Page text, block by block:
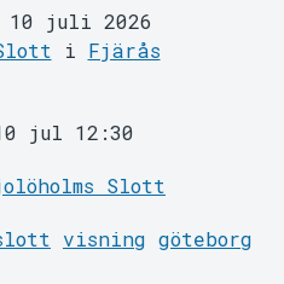
10 juli 2026
i Fjärås
jul 12:30
Slott
visning göteborg